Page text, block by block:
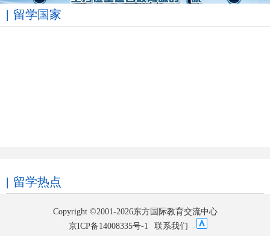
留学国家
留学热点
Copyright ©2001-2026东方国际教育交流中心
京ICP备14008335号-1
联系我们